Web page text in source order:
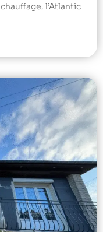
l’Atlantic